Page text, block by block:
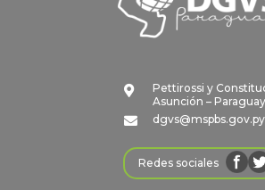

Pettirossi y
Asunción – Paraguay

dgvs@mspbs.gov.py
Redes sociales